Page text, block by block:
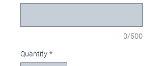
0/500
Quantity *